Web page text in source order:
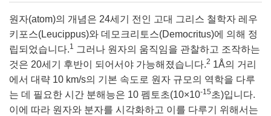
Components
and Advanced Photography
Roughness Standards
Detection
Detection
제품생산
Targets
and Detection
and Production
Targets
and Detection
and Production
원자(atom)의 개념은 24세기 전인 고대 그리스 철학자 레우
키포스(Leucippus)와 데모크리토스(Democritus)에 의해 정
립되었습니다.1 그러나 원자의 움직임을 관찰하고 조작하는
것은 20세기 후반이 되어서야 가능해졌습니다.2 1Å의 거리
에서 대략 10 km/s의 기본 속도로 원자 규모의 역학을 다루
는 데 필요한 시간 분해능은 10 펨토초(10×10-15초)입니다.
이에 따라 원자와 분자를 시각화하고 이를 다루기 위해서는